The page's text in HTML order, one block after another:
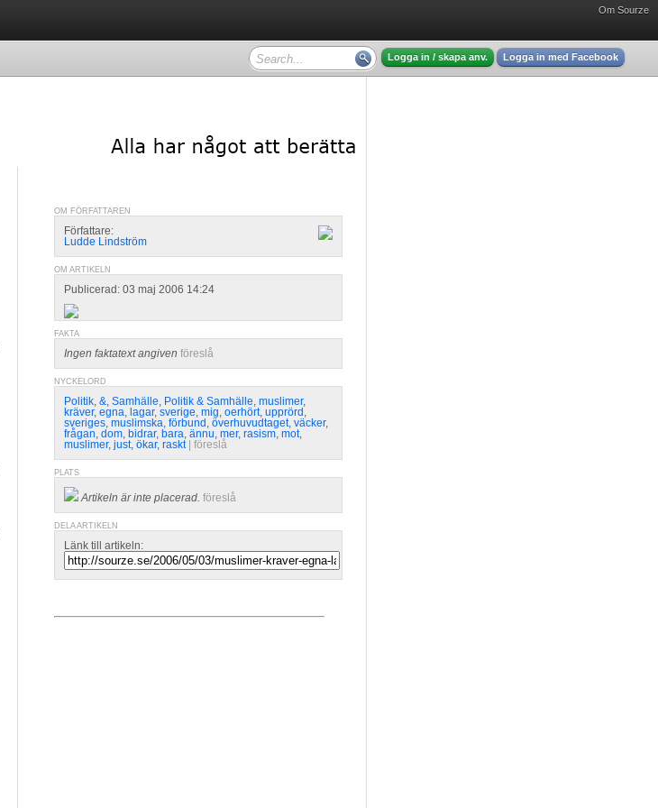
Om Sourze
Logga in / skapa anv. Logga in med Facebook
OM FÖRFATTAREN
Författare:
Ludde Lindström
OM ARTIKELN
Publicerad: 03 maj 2006 14:24
FAKTA
Ingen faktatext angiven föreslå
NYCKELORD
Politik, &, Samhälle, Politik & Samhälle, muslimer,
kräver, egna, lagar, sverige, mig, oerhört, upprörd ,
sveriges, muslimska, förbund , överhuvudtaget, väcker,
frågan, dom, bidrar, bara, ännu, mer, rasism, mot,
muslimer, just, ökar, raskt föreslå
PLATS
Artikeln är inte placerad. föreslå
DELA ARTIKELN
Länk till artikeln: